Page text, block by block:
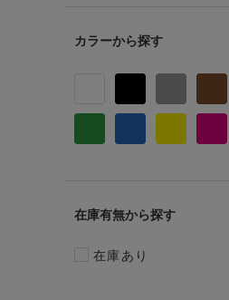
カラー
在庫有無
在庫あり